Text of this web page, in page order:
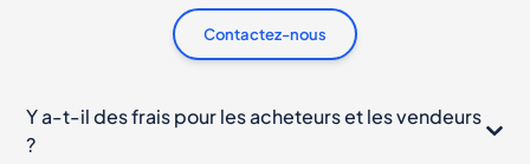
Contactez-nous
Y a-t-il des frais pour les acheteurs et les vendeurs
?